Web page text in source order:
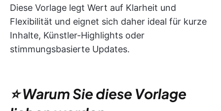
Diese Vorlage legt Wert auf Klarheit und
Flexibilität und eignet sich daher ideal für kurze
Inhalte, Künstler-Highlights oder
stimmungsbasierte Updates.
⭐ Warum Sie diese Vorlage